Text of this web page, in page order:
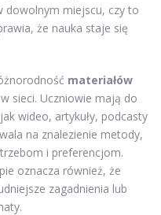
dowolnym miejscu, czy to
że nauka staje się
materiałów
sieci. Uczniowie mają do
wideo, artykuły, podcasty
na znalezienie metody,
i preferencjom.
oznacza również, że
zagadnienia lub